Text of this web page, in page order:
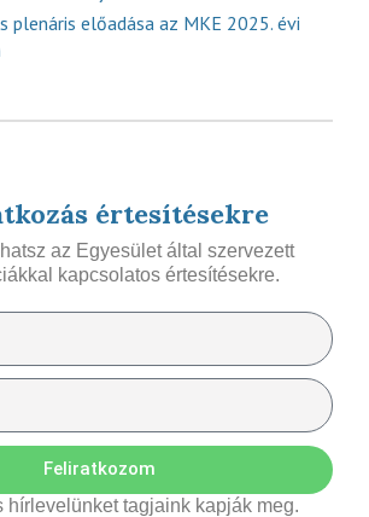
plenáris előadása az MKE 2025. évi
értesítésekre
az Egyesület által szervezett
kapcsolatos értesítésekre.
Feliratkozom
hírlevelünket tagjaink kapják meg.